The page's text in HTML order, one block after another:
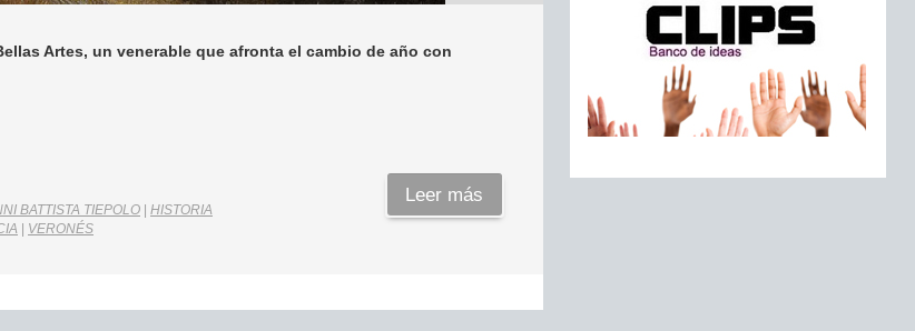
Artes, un venerable que afronta el cambio de año con
BATTISTA TIEPOLO
HISTORIA
VERONÉS
Leer más